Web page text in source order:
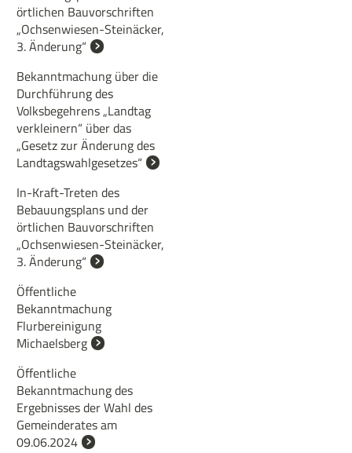
örtlichen Bauvorschriften
„Ochsenwiesen-Steinäcker,
3. Änderung“
Bekanntmachung über die
Durchführung des
Volksbegehrens „Landtag
verkleinern“ über das
„Gesetz zur Änderung des
Landtagswahlgesetzes“
In-Kraft-Treten des
Bebauungsplans und der
örtlichen Bauvorschriften
„Ochsenwiesen-Steinäcker,
3. Änderung“
Öffentliche
Bekanntmachung
Flurbereinigung
Michaelsberg
Öffentliche
Bekanntmachung des
Ergebnisses der Wahl des
Gemeinderates am
09.06.2024